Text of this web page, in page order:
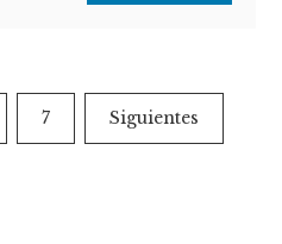
7 Siguientes